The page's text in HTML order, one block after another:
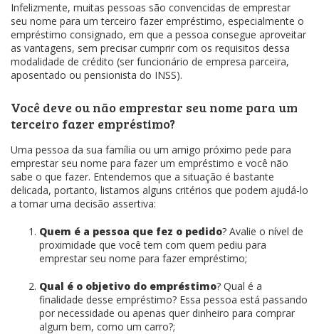
Infelizmente, muitas pessoas são convencidas de emprestar
seu nome para um terceiro fazer empréstimo, especialmente o
empréstimo consignado, em que a pessoa consegue aproveitar
as vantagens, sem precisar cumprir com os requisitos dessa
modalidade de crédito (ser funcionário de empresa parceira,
aposentado ou pensionista do INSS).
Você deve ou não emprestar seu nome para um
terceiro fazer empréstimo?
Uma pessoa da sua família ou um amigo próximo pede para
emprestar seu nome para fazer um empréstimo e você não
sabe o que fazer. Entendemos que a situação é bastante
delicada, portanto, listamos alguns critérios que podem ajudá-lo
a tomar uma decisão assertiva:
Quem é a pessoa que fez o pedido? Avalie o nível de
proximidade que você tem com quem pediu para
emprestar seu nome para fazer empréstimo;
Qual é o objetivo do empréstimo? Qual é a
finalidade desse empréstimo? Essa pessoa está passando
por necessidade ou apenas quer dinheiro para comprar
algum bem, como um carro?;